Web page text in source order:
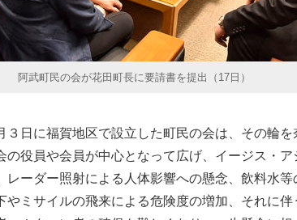
阿武町民の会が花田町長に要請書を提出（17日）
日に福賀地区で設立した町民の会は、その輪を
の役員や会員が中心となって広げ、イージス・ア
レーダー照射による人体影響への懸念、飲料水
やミサイルの飛来による危険度の増加、それに